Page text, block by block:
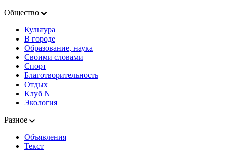
Общество
Культура
В городе
Образование, наука
Своими словами
Спорт
Благотворительность
Отдых
Клуб N
Экология
Разное
Объявления
Текст